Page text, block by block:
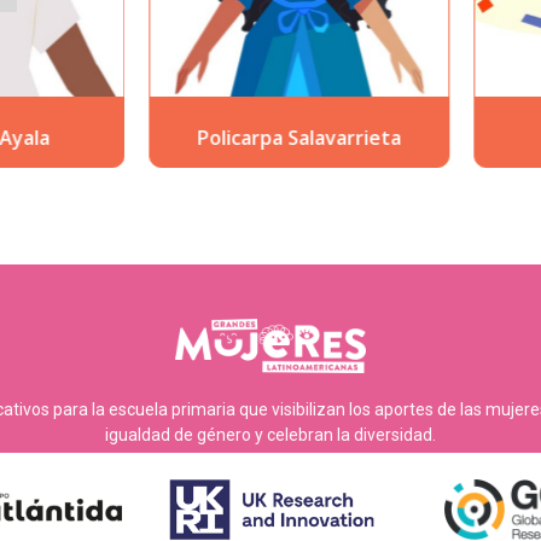
Policarpa Salavarrieta Sofía Mulánovich
para la escuela primaria que visibilizan los aportes de las
igualdad de género y celebran la diversidad.